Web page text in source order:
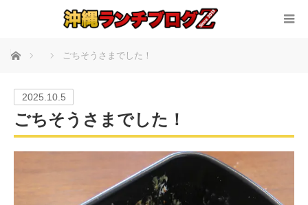
ホーム ごちそうさまでした！
2025.10.5
ごちそうさまでした！